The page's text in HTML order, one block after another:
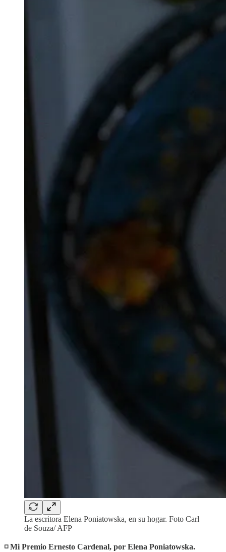
La escritora Elena Poniatowska, en su hogar. Foto Carl
de Souza/ AFP
◽️ Mi Premio Ernesto Cardenal, por Elena Poniatowska.